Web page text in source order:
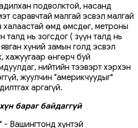
подволктой, насанд
саравчтай малгай эсвэл малгай
халаастай өмд өмсдөг, метроны
талд нь зогсдог ( зүүн талд нь
хүний ​​замын голд эсвэл
хажуугаар өнгөрч буй
нийтийн тээвэрт хэрхэн
жуулчин "америкчуудыг"
аргагүй.
бараг байдаггүй
- Вашингтонд хүнтэй